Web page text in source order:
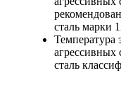
сталь марки
Температура
агрессивных
сталь